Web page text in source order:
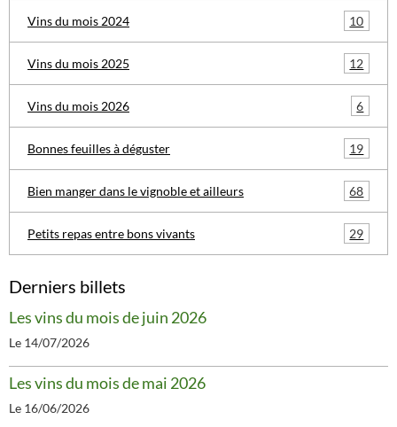
Vins du mois 2024 10
Vins du mois 2025 12
Vins du mois 2026 6
Bonnes feuilles à déguster 19
Bien manger dans le vignoble et ailleurs 68
Petits repas entre bons vivants 29
Derniers billets
Les vins du mois de juin 2026
Le 14/07/2026
Les vins du mois de mai 2026
Le 16/06/2026